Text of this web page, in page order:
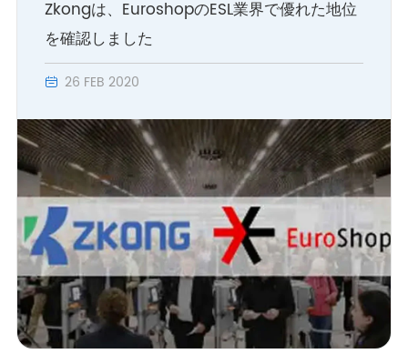
Zkongは、EuroshopのESL業界で優れた地位
を確認しました
 26 FEB 2020